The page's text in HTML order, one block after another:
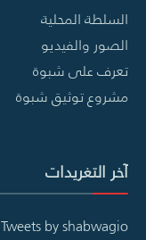
السلطة المحلية
الصور والفيديو
تعرف على شبوة
مشروع توثيق شبوة
آخر التغريدات
Tweets by shabwagio